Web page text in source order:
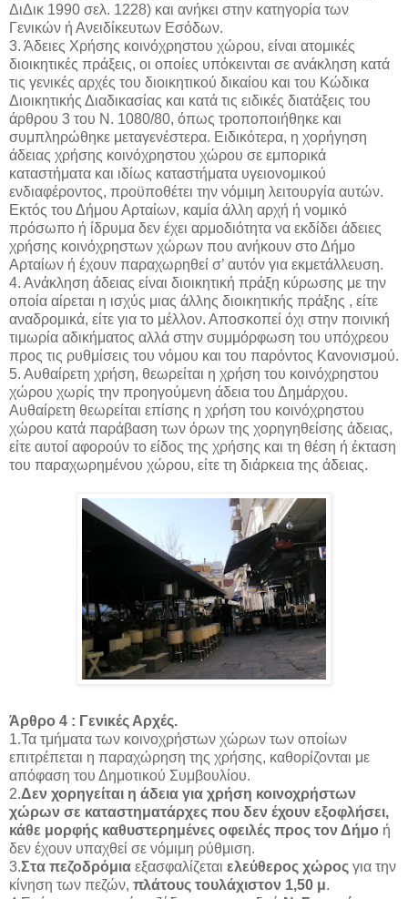
ΔιΔικ 1990 σελ. 1228) και ανήκει στην κατηγορία των
Γενικών ή Ανειδίκευτων Εσόδων.
3. Άδειες Χρήσης κοινόχρηστου χώρου, είναι ατομικές
διοικητικές πράξεις, οι οποίες υπόκεινται σε ανάκληση κατά
τις γενικές αρχές του διοικητικού δικαίου και του Κώδικα
Διοικητικής Διαδικασίας και κατά τις ειδικές διατάξεις του
άρθρου 3 του Ν. 1080/80, όπως τροποποιήθηκε και
συμπληρώθηκε μεταγενέστερα. Ειδικότερα, η χορήγηση
άδειας χρήσης κοινόχρηστου χώρου σε εμπορικά
καταστήματα και ιδίως καταστήματα υγειονομικού
ενδιαφέροντος, προϋποθέτει την νόμιμη λειτουργία αυτών.
Εκτός του Δήμου Αρταίων, καμία άλλη αρχή ή νομικό
πρόσωπο ή ίδρυμα δεν έχει αρμοδιότητα να εκδίδει άδειες
χρήσης κοινόχρηστων χώρων που ανήκουν στο Δήμο
Αρταίων ή έχουν παραχωρηθεί σ’ αυτόν για εκμετάλλευση.
4. Ανάκληση άδειας είναι διοικητική πράξη κύρωσης με την
οποία αίρεται η ισχύς μιας άλλης διοικητικής πράξης , είτε
αναδρομικά, είτε για το μέλλον. Αποσκοπεί όχι στην ποινική
τιμωρία αδικήματος αλλά στην συμμόρφωση του υπόχρεου
προς τις ρυθμίσεις του νόμου και του παρόντος Κανονισμού.
5. Αυθαίρετη χρήση, θεωρείται η χρήση του κοινόχρηστου
χώρου χωρίς την προηγούμενη άδεια του Δημάρχου.
Αυθαίρετη θεωρείται επίσης η χρήση του κοινόχρηστου
χώρου κατά παράβαση των όρων της χορηγηθείσης άδειας,
είτε αυτοί αφορούν το είδος της χρήσης και τη θέση ή έκταση
του παραχωρημένου χώρου, είτε τη διάρκεια της άδειας.
Άρθρο 4 : Γενικές Αρχές.
1.Τα τμήματα των κοινοχρήστων χώρων των οποίων
επιτρέπεται η παραχώρηση της χρήσης, καθορίζονται με
απόφαση του Δημοτικού Συμβουλίου.
2.Δεν χορηγείται η άδεια για χρήση κοινοχρήστων
χώρων σε καταστηματάρχες που δεν έχουν εξοφλήσει,
κάθε μορφής καθυστερημένες οφειλές προς τον Δήμο ή
δεν έχουν υπαχθεί σε νόμιμη ρύθμιση.
3.Στα πεζοδρόμια εξασφαλίζεται ελεύθερος χώρος για την
κίνηση των πεζών, πλάτους τουλάχιστον 1,50 μ.